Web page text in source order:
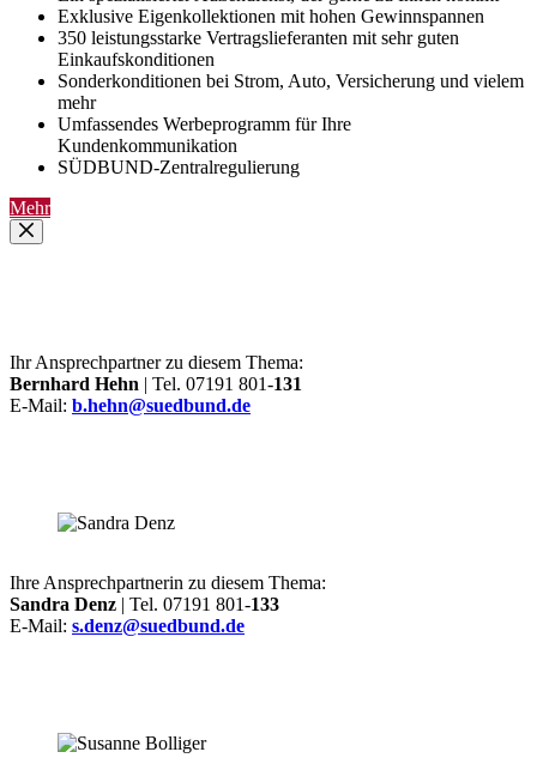
Exklusive Eigenkollektionen mit hohen Gewinnspannen
350 leistungsstarke Vertragslieferanten mit sehr guten
Einkaufskonditionen
Sonderkonditionen bei Strom, Auto, Versicherung und vielem
mehr
Umfassendes Werbeprogramm für Ihre
Kundenkommunikation
SÜDBUND-Zentralregulierung
Mehr
Ihr Ansprechpartner zu diesem Thema:
Bernhard Hehn | Tel. 07191 801-131
E-Mail: b.hehn@suedbund.de
Ihre Ansprechpartnerin zu diesem Thema:
Sandra Denz | Tel. 07191 801-133
E-Mail: s.denz@suedbund.de